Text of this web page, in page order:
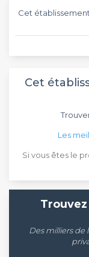
Cet
Cet
Les
Si vous êtes le
Des milliers de